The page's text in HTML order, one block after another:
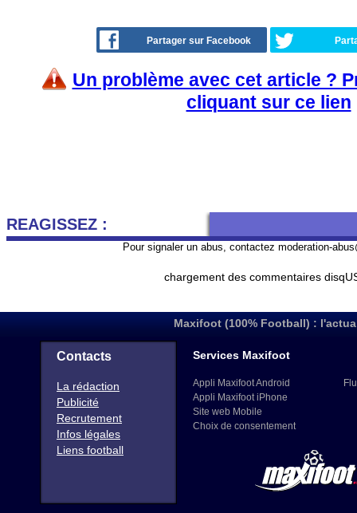
Partager sur Facebook
Un problème avec cet article ?
cliquant sur ce lien
REAGISSEZ :
Pour signaler un abus, contactez moderation-
chargement des commentaires
Maxifoot (100% Football) :
Contacts
La rédaction
Publicité
Recrutement
Infos légales
Liens football
Services Maxifoot
Appli Maxifoot Android
Appli Maxifoot iPhone
Site web Mobile
Choix de consentement